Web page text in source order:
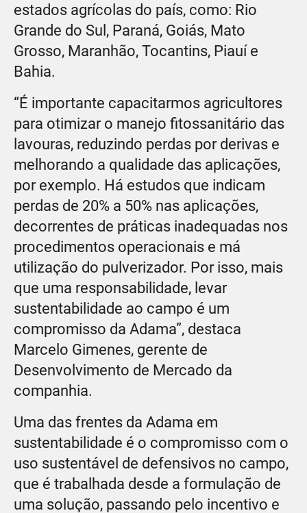
estados agrícolas do país, como: Rio
Grande do Sul, Paraná, Goiás, Mato
Grosso, Maranhão, Tocantins, Piauí e
Bahia.
“É importante capacitarmos agricultores
para otimizar o manejo fitossanitário das
lavouras, reduzindo perdas por derivas e
melhorando a qualidade das aplicações,
por exemplo. Há estudos que indicam
perdas de 20% a 50% nas aplicações,
decorrentes de práticas inadequadas nos
procedimentos operacionais e má
utilização do pulverizador. Por isso, mais
que uma responsabilidade, levar
sustentabilidade ao campo é um
compromisso da Adama”, destaca
Marcelo Gimenes, gerente de
Desenvolvimento de Mercado da
companhia.
Uma das frentes da Adama em
sustentabilidade é o compromisso com o
uso sustentável de defensivos no campo,
que é trabalhada desde a formulação de
uma solução, passando pelo incentivo e